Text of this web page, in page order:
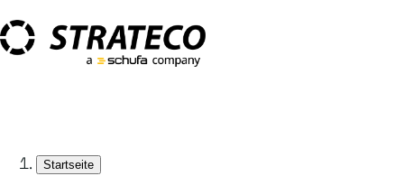
Startseite